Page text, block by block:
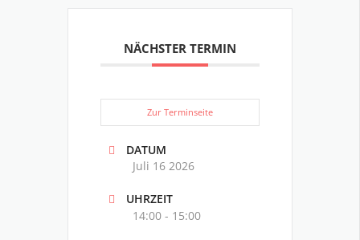
NÄCHSTER TERMIN
Zur Terminseite
DATUM
Juli 16 2026
UHRZEIT
14:00 - 15:00